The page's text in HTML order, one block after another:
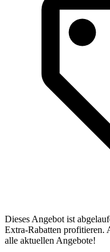
Dieses Angebot ist
Extra-Rabatten profitieren.
alle aktuellen Angebote!